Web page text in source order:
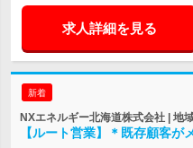
求人詳細を見る
新着
NXエネルギー北海道株式会社 | 地
【ルート営業】＊既存顧客